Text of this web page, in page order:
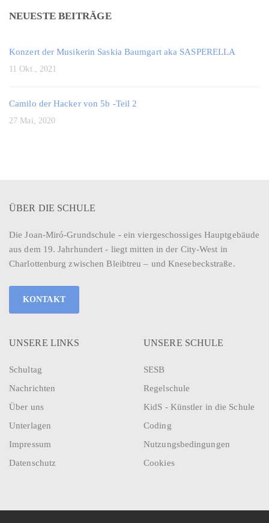
NEUESTE BEITRÄGE
Konzert der Musikerin Saskia Baumgart aka SASPERELLA
11 Okt., 2021
Camilo der Hacker von 5b -Teil 2
27 Mai, 2020
ÜBER DIE SCHULE
Die Joan-Miró-Grundschule - ein viergeschossiges Hauptgebäude
aus dem 19. Jahrhundert - liegt mitten in der City-West in
Charlottenburg zwischen Bleibtreu – und Knesebeckstraße.
KONTAKT
UNSERE LINKS
Schultag
Nachrichten
Über uns
Unterlagen
Impressum
Datenschutz
UNSERE SCHULE
SESB
Regelschule
KidS - Künstler in die Schule
Coding
Nutzungsbedingungen
Cookies